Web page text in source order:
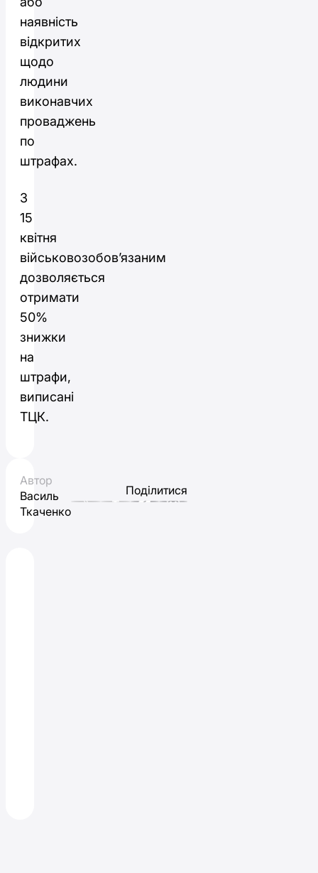
наявність
відкритих
щодо
людини
виконавчих
проваджень
по
штрафах.
З
15
квітня
військовозобовʼязаним
дозволяється
отримати
50%
знижки
на
штрафи,
виписані
ТЦК.
Автор
Василь
Ткаченко
Поділитися